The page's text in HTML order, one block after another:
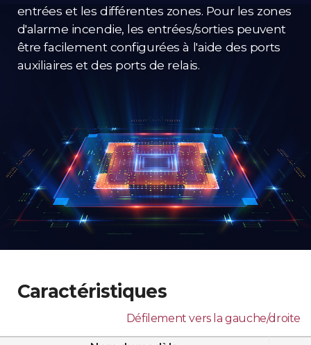
entrées et les différentes zones. Pour les zones
d'alarme incendie, les entrées/sorties peuvent
être facilement configurées à l'aide des ports
auxiliaires et des ports de relais.
Caractéristiques
Défilement vers la gauche/droite